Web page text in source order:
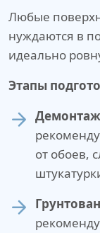
Любые
нуждаются в
идеально
Этапы
Демонтаж
от обоев,